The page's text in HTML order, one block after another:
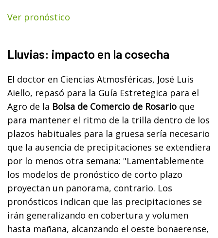
Ver pronóstico
Lluvias: impacto en la cosecha
El doctor en Ciencias Atmosféricas, José Luis
Aiello, repasó para la Guía Estretegica para el
Agro de la Bolsa de Comercio de Rosario que
para mantener el ritmo de la trilla dentro de los
plazos habituales para la gruesa sería necesario
que la ausencia de precipitaciones se extendiera
por lo menos otra semana: "Lamentablemente
los modelos de pronóstico de corto plazo
proyectan un panorama, contrario. Los
pronósticos indican que las precipitaciones se
irán generalizando en cobertura y volumen
hasta mañana, alcanzando el oeste bonaerense,